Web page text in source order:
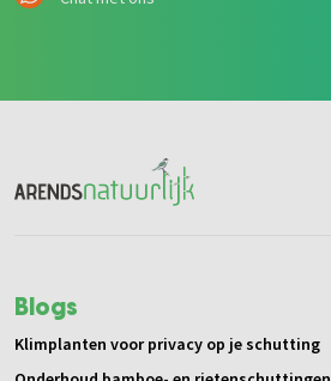
Blogs
Klimplanten voor privacy op je schutting